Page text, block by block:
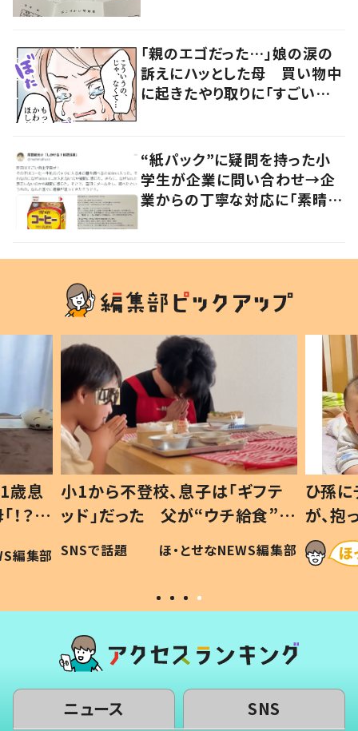
「親のエゴだった…」娘の涙の
訴えにハッとした母 買い物中
に起きたやり取りに「すごい分
“紙パック”に疑問を持った小
学生が企業に問い合わせ→企
業からの丁寧な対応に「素晴ら
歳息
？」
編集部
小1から不登校、息子は「ギフテ
ッド」だった 父が“ウチ給食”を
作り続ける理由とは #令和の親
#令和の子
SNSで話題 ほ・とせなNEWS編集部
ひ孫
が、
「涙が
い」
ニュース SNS